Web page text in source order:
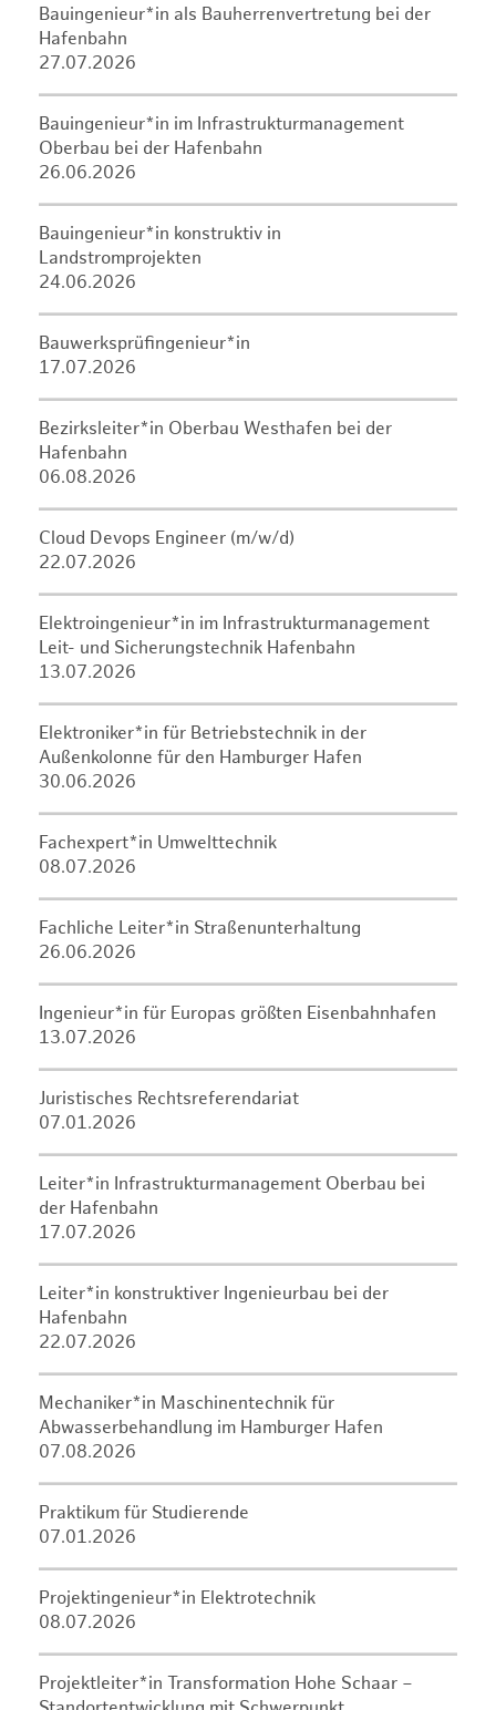
Bauingenieur*in als Bauherrenvertretung bei der
Hafenbahn
27.07.2026
Bauingenieur*in im Infrastrukturmanagement
Oberbau bei der Hafenbahn
26.06.2026
Bauingenieur*in konstruktiv in
Landstromprojekten
24.06.2026
Bauwerksprüfingenieur*in
17.07.2026
Bezirksleiter*in Oberbau Westhafen bei der
Hafenbahn
06.08.2026
Cloud Devops Engineer (m/w/d)
22.07.2026
Elektroingenieur*in im Infrastrukturmanagement
Leit- und Sicherungstechnik Hafenbahn
13.07.2026
Elektroniker*in für Betriebstechnik in der
Außenkolonne für den Hamburger Hafen
30.06.2026
Fachexpert*in Umwelttechnik
08.07.2026
Fachliche Leiter*in Straßenunterhaltung
26.06.2026
Ingenieur*in für Europas größten Eisenbahnhafen
13.07.2026
Juristisches Rechtsreferendariat
07.01.2026
Leiter*in Infrastrukturmanagement Oberbau bei
der Hafenbahn
17.07.2026
Leiter*in konstruktiver Ingenieurbau bei der
Hafenbahn
22.07.2026
Mechaniker*in Maschinentechnik für
Abwasserbehandlung im Hamburger Hafen
07.08.2026
Praktikum für Studierende
07.01.2026
Projektingenieur*in Elektrotechnik
08.07.2026
Projektleiter*in Transformation Hohe Schaar –